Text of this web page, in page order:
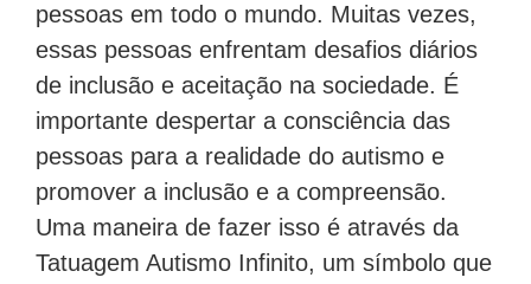
pessoas em todo o mundo. Muitas vezes,
essas pessoas enfrentam desafios diários
de inclusão e aceitação na sociedade. É
importante despertar a consciência das
pessoas para a realidade do autismo e
promover a inclusão e a compreensão.
Uma maneira de fazer isso é através da
Tatuagem Autismo Infinito, um símbolo que